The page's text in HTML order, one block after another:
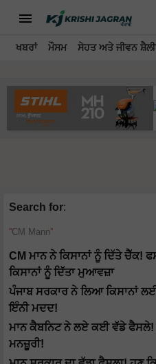
ਖਬਰਾਂ ਮੌਸਮ ਸੇਹਤ ਅਤੇ ਜੀਵਨ ਸ਼ੈਲੀ
Search for:
CM Mann
CM ਮਾਨ ਨੇ ਕਿਸਾਨਾਂ ਨੂੰ ਦਿੱਤੇ ਚੈੱਕ!
ਕਿਸਾਨਾਂ ਨੂੰ ਦਿੱਤਾ ਮੁਆਵਜ਼ਾ
ਪੰਜਾਬ ਸਰਕਾਰ ਨੇ ਲਿਆ ਕਿਸਾਨਾਂ
ਇੰਨੀ ਮਦਦ!
ਮਾਨ ਕੈਬਨਿਟ ਨੇ ਲਏ ਕਈ ਵੱਡੇ ਫੈਸਲੇ!
ਮਨਜ਼ੂਰੀ!